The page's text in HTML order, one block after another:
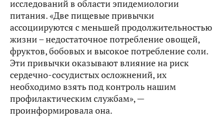
исследований в области эпидемиологии
питания. «Две пищевые привычки
ассоциируются с меньшей продолжительностью
жизни – недостаточное потребление овощей,
фруктов, бобовых и высокое потребление соли.
Эти привычки оказывают влияние на риск
сердечно-сосудистых осложнений, их
необходимо взять под контроль нашим
профилактическим службам», —
проинформировала она.